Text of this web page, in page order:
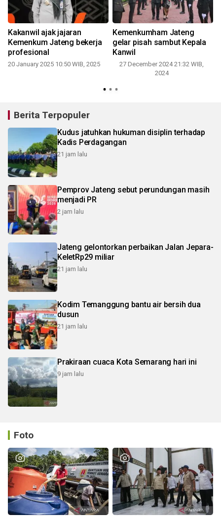
Kakanwil ajak jajaran
Kemenkum Jateng bekerja
profesional
20 January 2025 10:50 WIB, 2025
Kemenkumham Jateng
gelar pisah sambut Kepala
Kanwil
27 December 2024 21:32 WIB,
2024
Berita Terpopuler
Kudus jatuhkan hukuman disiplin terhadap
Kadis Perdagangan
21 jam lalu
Pemprov Jateng sebut perundungan masih
menjadi PR
2 jam lalu
Jateng gelontorkan perbaikan Jalan Jepara-
KeletRp29 miliar
21 jam lalu
Kodim Temanggung bantu air bersih dua
dusun
21 jam lalu
Prakiraan cuaca Kota Semarang hari ini
9 jam lalu
Foto